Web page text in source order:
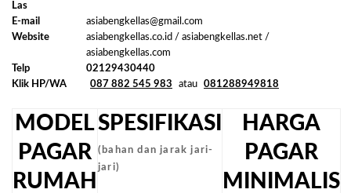
Las
E-mail
asiabengkellas@gmail.com
Website
asiabengkellas.co.id / asiabengkellas.net /
asiabengkellas.com
Telp
02129430440
Klik HP/WA
087 882 545 983 atau 081288949818
MODEL
PAGAR
RUMAH
SPESIFIKASI
(bahan dan jarak jari-
jari)
HARGA
PAGAR
MINIMALIS